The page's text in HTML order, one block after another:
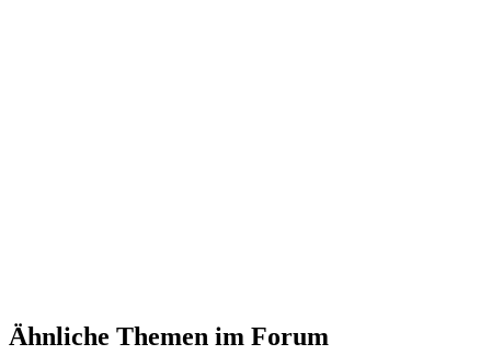
Ähnliche Themen im Forum